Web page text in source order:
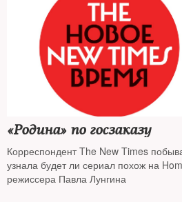
«Родина» по госзаказу
Корреспондент The New Times
узнала будет ли сериал похож на
режиссера Павла Лунгина